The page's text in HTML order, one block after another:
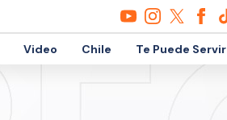
Video Chile Te Puede Servir